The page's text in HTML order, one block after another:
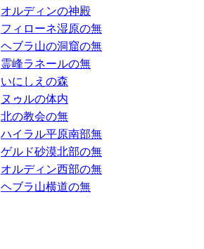
オルディンの神殿
フィローネ湿原の無
ヘブラ山の洞窟の無
霊峰ラネールの無
いにしえの森
ヌゥルの体内
北の教会の無
ハイラル平原南部無
ゲルド砂漠北部の無
オルディン西部の無
ヘブラ山横道の無